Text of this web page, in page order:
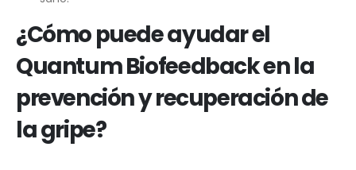
¿Cómo puede ayudar el
Quantum Biofeedback en la
prevención y recuperación de
la gripe?